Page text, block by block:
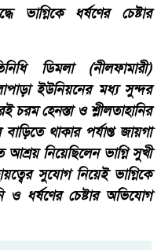
ভাগ্নিকে ধর্ষণের চেষ্টার
ডিমলা (নীলফামারী)
ইউনিয়নের মধ্য সুন্দর
চরম হেনস্তা ও শ্লীলতাহানির
থাকার পর্যাপ্ত জায়গা
নিয়েছিলেন ভাগ্নি সুখী
সুযোগ নিয়েই ভাগ্নিকে
ও ধর্ষণের চেষ্টার অভিযোগ